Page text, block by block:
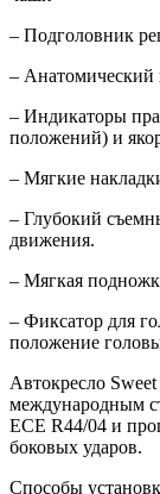
– Подголовник
–
– Индикаторы
положений) и
– Мягкие
– Глубокий
движения.
– Мягкая
– Фиксатор для
положение
Автокресло Sweet
международным
ECE R44/04 и
боковых ударов.
Способы